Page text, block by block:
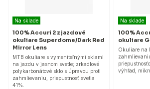
Na sklade
100% Accuri 2 zjazdové
okuliare Superdome/Dark Red
Mirror Lens
MTB okuliare s vymeniteľnými sklami
na jazdu v jasnom svetle; zrkadlové
polykarbonátové sklo s úpravou proti
zahmlievaniu, priepustnosť svetla
41%.
Na sklade
100%
okuliare
Okuliare na
výhľad,